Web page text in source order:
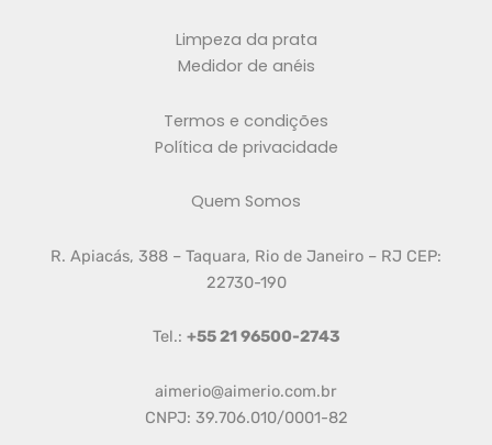
Limpeza da prata
Medidor de anéis
Termos e condições
Política de privacidade
Quem Somos
R. Apiacás, 388 – Taquara, Rio de Janeiro – RJ CEP:
22730-190
Tel.: +55 21 96500-2743
aimerio@aimerio.com.br
CNPJ: 39.706.010/0001-82